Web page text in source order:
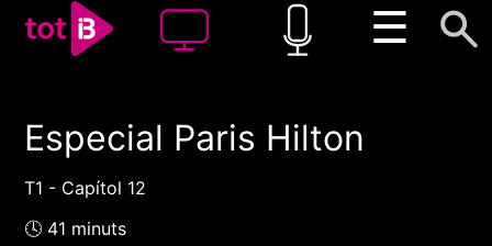
☰
00:00 00:00
Especial Paris Hilton
T1 - Capítol 12
🕓 41 minuts